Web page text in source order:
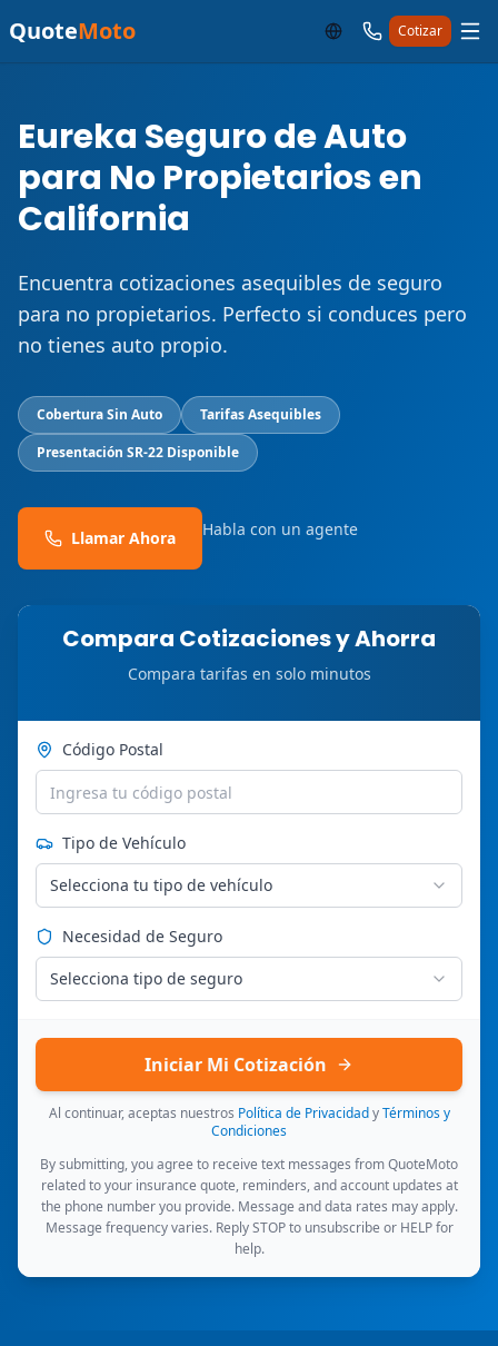
QuoteMoto Cotizar
Eureka Seguro de Auto
para No Propietarios en
California
Encuentra cotizaciones asequibles de seguro
para no propietarios. Perfecto si conduces pero
no tienes auto propio.
Cobertura Sin Auto
Tarifas Asequibles
Presentación SR-22 Disponible
Llamar Ahora Habla con un agente
Compara Cotizaciones y Ahorra
Compara tarifas en solo minutos
Código Postal
Tipo de Vehículo
Selecciona tu tipo de vehículo
Necesidad de Seguro
Selecciona tipo de seguro
Iniciar Mi Cotización
Al continuar, aceptas nuestros Política de Privacidad y Términos y
Condiciones
By submitting, you agree to receive text messages from QuoteMoto
related to your insurance quote, reminders, and account updates at
the phone number you provide. Message and data rates may apply.
Message frequency varies. Reply STOP to unsubscribe or HELP for
help.